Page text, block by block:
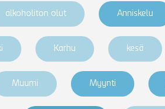
alkoholiton olut Anniskelu
Karhu kesä
Muumi Myynti